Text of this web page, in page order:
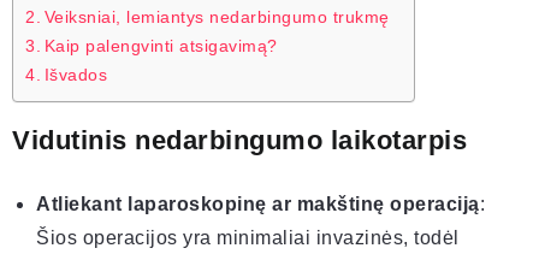
Veiksniai, lemiantys nedarbingumo trukmę
Kaip palengvinti atsigavimą?
Išvados
Vidutinis nedarbingumo laikotarpis
Atliekant laparoskopinę ar makštinę operaciją:
Šios operacijos yra minimaliai invazinės, todėl